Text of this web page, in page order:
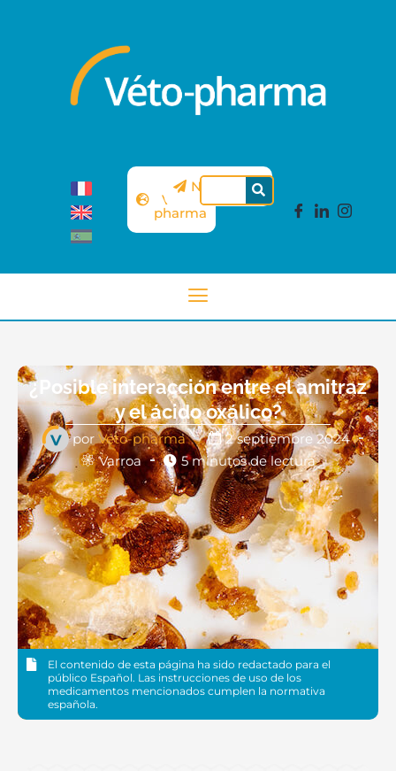
Sitio
Véto-
pharma
Newsletter
¿Posible interacción entre el amitraz
y el ácido oxálico?
porVéto-pharma
2 septiembre 2024
Varroa
5 minutos de lectura
El contenido de esta página ha sido redactado para el
público Español. Las instrucciones de uso de los
medicamentos mencionados cumplen la normativa
española.